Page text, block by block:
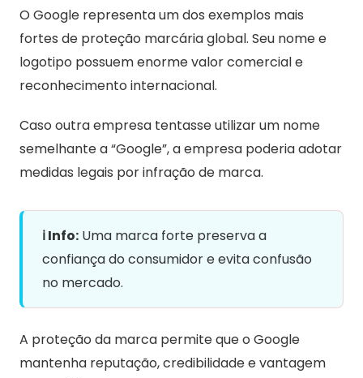
O Google representa um dos exemplos mais
fortes de proteção marcária global. Seu nome e
logotipo possuem enorme valor comercial e
reconhecimento internacional.
Caso outra empresa tentasse utilizar um nome
semelhante a “Google”, a empresa poderia adotar
medidas legais por infração de marca.
ℹ️ Info: Uma marca forte preserva a
confiança do consumidor e evita confusão
no mercado.
A proteção da marca permite que o Google
mantenha reputação, credibilidade e vantagem